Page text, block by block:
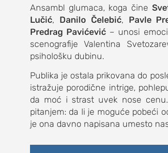
o
Ansambl glumaca, koga čine
Lučić, Danilo Čelebić, Pavle
Predrag Pavićević– unosi
scenografije Valentina
psihološku dubinu.
Publika je ostala prikovana do
istražuje porodične intrige,
da moć i strast uvek nose
pitanjem: da li je moguće pobeći
je ona davno napisana umesto